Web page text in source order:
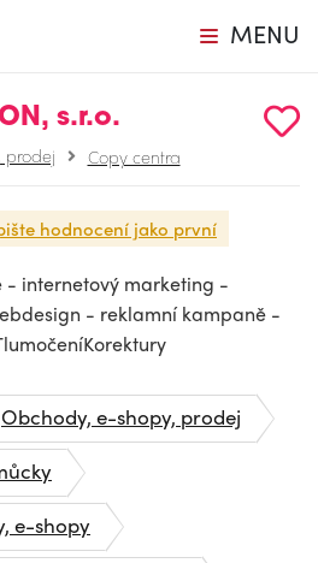
MENU
s.r.o.
prodej Copy centra
hodnocení jako první
internetový marketing -
- reklamní kampaně -
Obchody, e-shopy, prodej
e-shopy